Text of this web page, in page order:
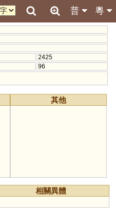
粵
普
2425
96
其他
相關異體